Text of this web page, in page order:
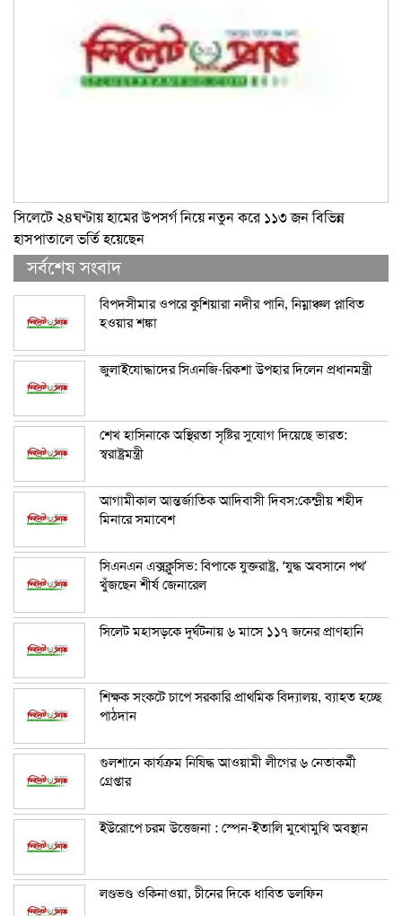
সিলেটে ২৪ঘণ্টায় হামের উপসর্গ নিয়ে নতুন করে ১১৩ জন বিভিন্ন
হাসপাতালে ভর্তি হয়েছেন
সর্বশেষ সংবাদ
বিপদসীমার ওপরে কুশিয়ারা নদীর পানি, নিম্নাঞ্চল প্লাবিত
হওয়ার শঙ্কা
জুলাইযোদ্ধাদের সিএনজি-রিকশা উপহার দিলেন প্রধানমন্ত্রী
শেখ হাসিনাকে অস্থিরতা সৃষ্টির সুযোগ দিয়েছে ভারত:
স্বরাষ্ট্রমন্ত্রী
আগামীকাল আন্তর্জাতিক আদিবাসী দিবস:কেন্দ্রীয় শহীদ
মিনারে সমাবেশ
সিএনএন এক্সক্লুসিভ: বিপাকে যুক্তরাষ্ট্র, ‘যুদ্ধ অবসানে পথ’
খুঁজছেন শীর্ষ জেনারেল
সিলেট মহাসড়কে দুর্ঘটনায় ৬ মাসে ১১৭ জনের প্রাণহানি
শিক্ষক সংকটে চাপে সরকারি প্রাথমিক বিদ্যালয়, ব্যাহত হচ্ছে
পাঠদান
গুলশানে কার্যক্রম নিষিদ্ধ আওয়ামী লীগের ৬ নেতাকর্মী
গ্রেপ্তার
ইউরোপে চরম উত্তেজনা : স্পেন-ইতালি মুখোমুখি অবস্থান
লণ্ডভণ্ড ওকিনাওয়া, চীনের দিকে ধাবিত ডলফিন